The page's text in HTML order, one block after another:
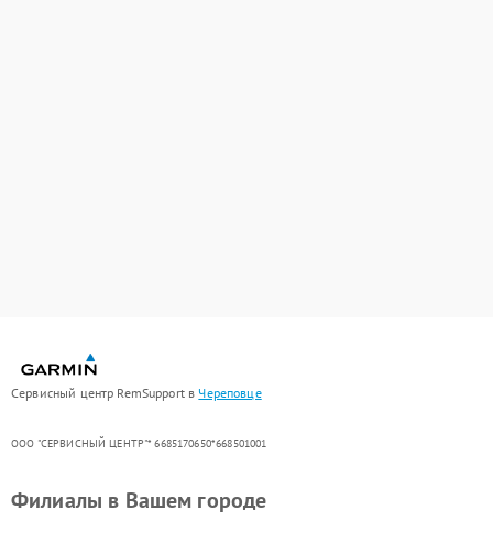
Сервисный центр RemSupport вЧереповце
ООО "СЕРВИСНЫЙ ЦЕНТР"* 6685170650*668501001
Филиалы в Вашем городе